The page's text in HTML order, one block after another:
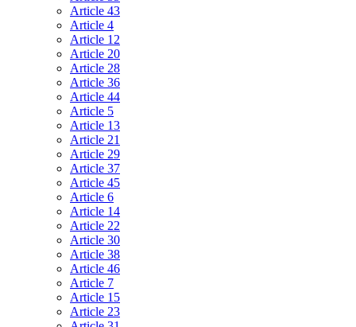
Article 43
Article 4
Article 12
Article 20
Article 28
Article 36
Article 44
Article 5
Article 13
Article 21
Article 29
Article 37
Article 45
Article 6
Article 14
Article 22
Article 30
Article 38
Article 46
Article 7
Article 15
Article 23